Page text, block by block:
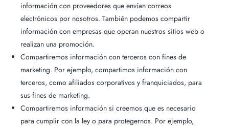
información con proveedores que envían correos
electrónicos por nosotros. También podemos compartir
información con empresas que operan nuestros sitios web o
realizan una promoción.
Compartiremos información con terceros con fines de
marketing. Por ejemplo, compartimos información con
terceros, como afiliados corporativos y franquiciados, para
sus fines de marketing.
Compartiremos información si creemos que es necesario
para cumplir con la ley o para protegernos. Por ejemplo,